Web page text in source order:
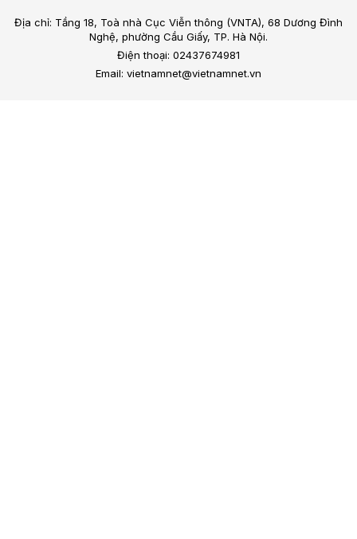
Địa chỉ: Tầng 18, Toà nhà Cục Viễn thông (VNTA), 68 Dương Đình
Nghệ, phường Cầu Giấy, TP. Hà Nội.
Điện thoại: 02437674981
Email: vietnamnet@vietnamnet.vn